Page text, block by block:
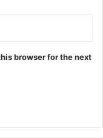
browser for the next